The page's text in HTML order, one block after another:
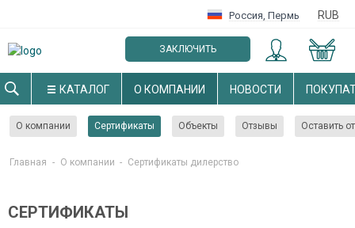
Россия, Пермь RUB
ЗАКЛЮЧИТЬ
ОПТОВЫЙ ДОГОВОР
КАТАЛОГ О КОМПАНИИ НОВОСТИ
О компании Сертификаты Объекты Отзывы Оставить
Главная - О компании - Cертификаты дилерство
СЕРТИФИКАТЫ